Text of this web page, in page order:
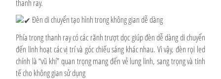
thanh ray.
Đèn di chuyển tạo hình trong không gian dễ dàng
Phía trong thanh ray có các rãnh trượt dọc giúp đèn dễ dàng di chuyển
đến linh hoạt các vị trí và góc chiếu sáng khác nhau. Vì vậy, đèn rọi led
chính là “vũ khí” quan trọng mang đến vẻ lung linh, sang trọng và tinh
tế cho không gian sử dụng